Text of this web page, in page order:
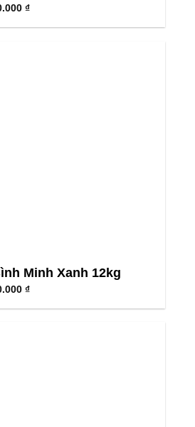
₫
Minh Xanh 12kg
₫